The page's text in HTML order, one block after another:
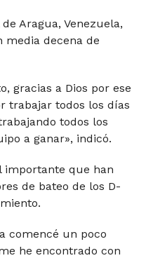
Aragua, Venezuela,
media decena de
gracias a Dios por ese
trabajar todos los días
todos los
a ganar», indicó.
importante que han
de bateo de los D-
comencé un poco
he encontrado con